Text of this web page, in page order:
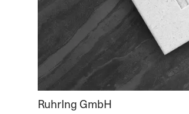
RuhrIng GmbH